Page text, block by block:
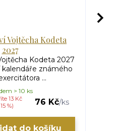
Vojtěcha Kodeta
2027
Kodeta 2027
známého
...
13 Kč
%)
76 Kč/ks
> 10 ks
do košíku